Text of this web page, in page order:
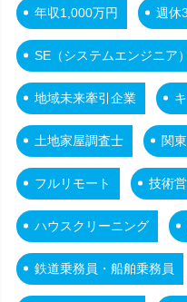
年収1,000万円 週休
SE（システムエンジニア）
地域未来牽引企業
土地家屋調査士 関東
フルリモート 技術
ハウスクリーニング
鉄道乗務員・船舶乗務員